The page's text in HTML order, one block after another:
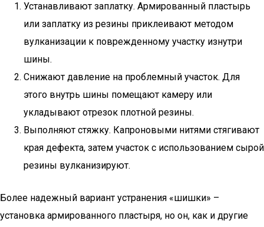
Устанавливают заплатку. Армированный пластырь
или заплатку из резины приклеивают методом
вулканизации к поврежденному участку изнутри
шины.
Снижают давление на проблемный участок. Для
этого внутрь шины помещают камеру или
укладывают отрезок плотной резины.
Выполняют стяжку. Капроновыми нитями стягивают
края дефекта, затем участок с использованием сырой
резины вулканизируют.
Более надежный вариант устранения «шишки» –
установка армированного пластыря, но он, как и другие